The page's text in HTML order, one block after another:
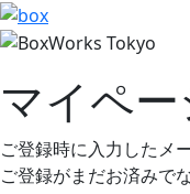
マイペ
ご登録時に入力したメ
ご登録がまだお済みで